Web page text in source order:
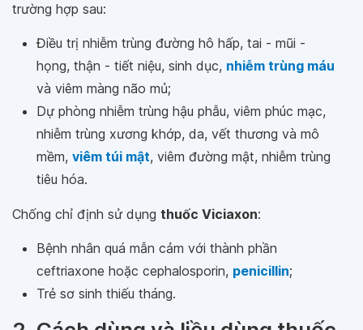
trường hợp sau:
Điều trị nhiễm trùng đường hô hấp, tai - mũi -
họng, thận - tiết niệu, sinh dục, nhiễm trùng máu
và viêm màng não mủ;
Dự phòng nhiễm trùng hậu phẫu, viêm phúc mạc,
nhiễm trùng xương khớp, da, vết thương và mô
mềm, viêm túi mật, viêm đường mật, nhiễm trùng
tiêu hóa.
Chống chỉ định sử dụng thuốc Viciaxon:
Bệnh nhân quá mẫn cảm với thành phần
ceftriaxone hoặc cephalosporin, penicillin;
Trẻ sơ sinh thiếu tháng.